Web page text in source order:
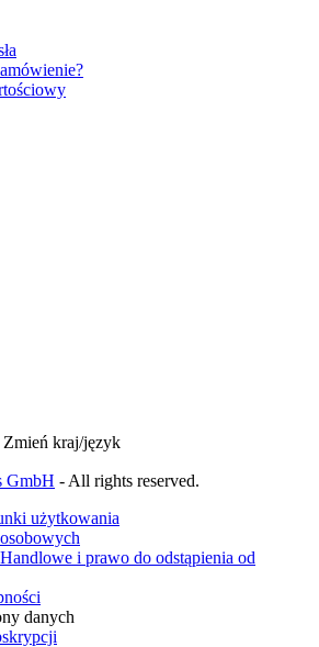
Zmień kraj/język
GmbH - All rights reserved.
użytkowania
i prawo do odstąpienia od
danych